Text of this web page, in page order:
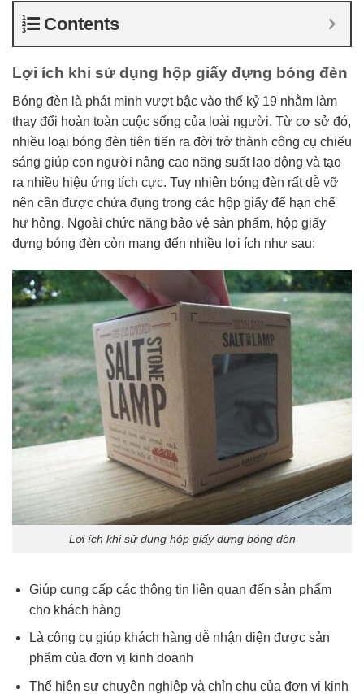
Contents
Lợi ích khi sử dụng hộp giấy đựng bóng đèn
Bóng đèn là phát minh vượt bậc vào thế kỷ 19 nhằm làm
thay đổi hoàn toàn cuộc sống của loài người. Từ cơ sở đó,
nhiều loại bóng đèn tiên tiến ra đời trở thành công cụ chiếu
sáng giúp con người nâng cao năng suất lao động và tạo
ra nhiều hiệu ứng tích cực. Tuy nhiên bóng đèn rất dễ vỡ
nên cần được chứa đụng trong các hộp giấy để hạn chế
hư hỏng. Ngoài chức năng bảo vệ sản phẩm, hộp giấy
đựng bóng đèn còn mang đến nhiều lợi ích như sau:
Lợi ích khi sử dụng hộp giấy đựng bóng đèn
Giúp cung cấp các thông tin liên quan đến sản phẩm
cho khách hàng
Là công cụ giúp khách hàng dễ nhận diện được sản
phẩm của đơn vị kinh doanh
Thể hiện sự chuyên nghiệp và chỉn chu của đơn vị kinh